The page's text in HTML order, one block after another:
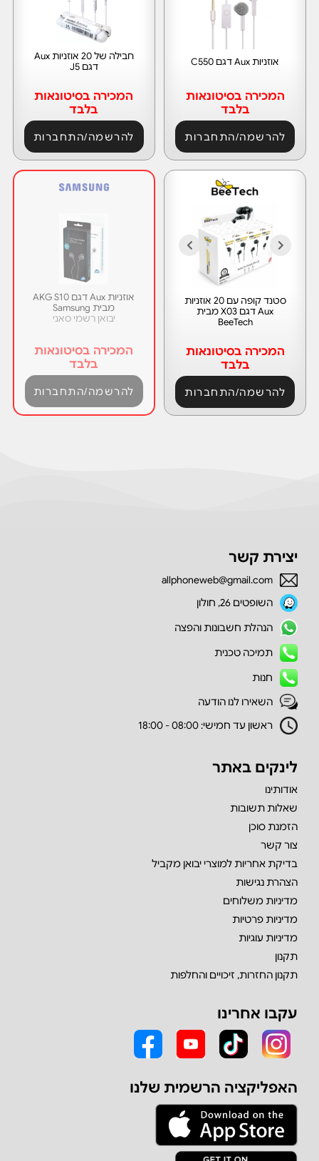
אוזניות Aux דגם C550
המכירה בסיטונאות
בלבד
להרשמה/התחברות
חבילה של 20 אוזניות Aux
דגם J5
המכירה בסיטונאות
בלבד
להרשמה/התחברות
סטנד קופה עם 20 אוזניות
Aux דגם X03 מבית
BeeTech
המכירה בסיטונאות
בלבד
להרשמה/התחברות
יבואן רשמי סאני
אוזניות Aux דגם AKG S10
מבית Samsung
המכירה בסיטונאות
בלבד
להרשמה/התחברות
יצירת קשר
allphoneweb@gmail.com
השופטים 26, חולון
הנהלת חשבונות והפצה
תמיכה טכנית
חנות
השאירו לנו הודעה
ראשון עד חמישי: 08:00 - 18:00
לינקים באתר
אודותינו
שאלות תשובות
הזמנת סוכן
צור קשר
בדיקת אחריות למוצרי יבואן מקביל
הצהרת נגישות
מדיניות משלוחים
מדיניות פרטיות
מדיניות עוגיות
תקנון
תקנון החזרות, זיכויים והחלפות
עקבו אחרינו
האפליקציה הרשמית שלנו